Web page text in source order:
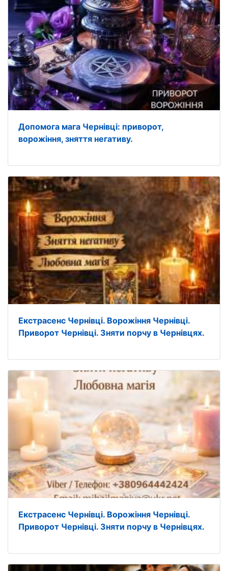
Допомога мага Чернівці: приворот,
ворожіння, зняття негативу.
Екстрасенс Чернівці. Ворожіння Чернівці.
Приворот Чернівці. Зняти порчу в Чернівцях.
Екстрасенс Чернівці. Ворожіння Чернівці.
Приворот Чернівці. Зняти порчу в Чернівцях.